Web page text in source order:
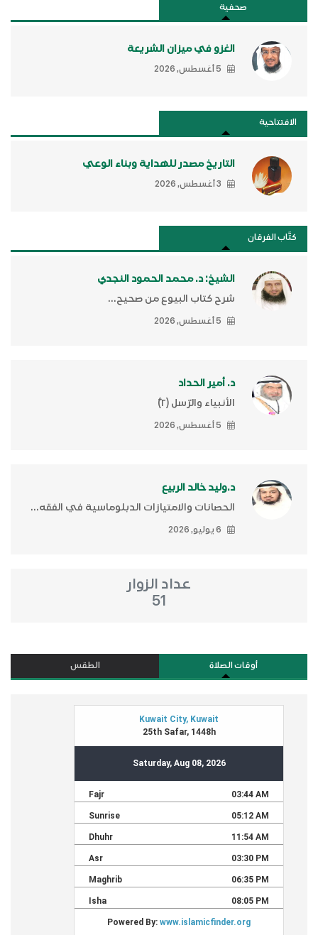
صحفية
الغزو في ميزان الشريعة
5 أغسطس, 2026
الافتتاحية
التاريخ مصدر للهداية وبناء الوعي
3 أغسطس, 2026
كتَّاب الفرقان
الشيخ: د. محمد الحمود النجدي
شرح كتاب البيوع من صحيح...
5 أغسطس, 2026
د. أمير الحداد
الأنبياء والرّسل (٢)ّ
5 أغسطس, 2026
د.وليد خالد الربيع
الحصانات والامتيازات الدبلوماسية في الفقه...
6 يوليو, 2026
عداد الزوار
51
أوقات الصلاة الطقس